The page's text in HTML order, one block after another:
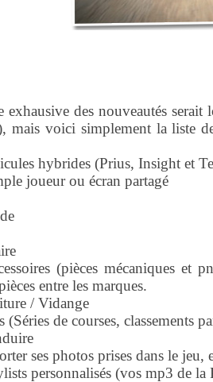
exhausive des nouveautés
mais voici simplement la liste
hybrides (Prius, Insight et
joueur ou écran partagé
(pièces mécaniques et
entre les marques.
/ Vidange
(Séries de courses, classements
ses photos prises dans le jeu,
personnalisés (vos mp3 de